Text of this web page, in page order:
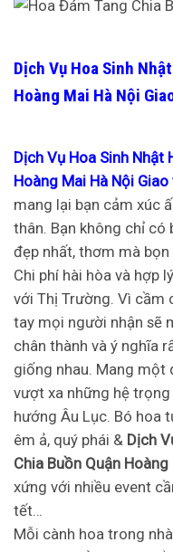
Dịch Vụ Hoa Sinh
Hoàng Mai Hà Nội
Dịch Vụ Hoa Sinh Nhật
Hoàng Mai Hà Nội
mang lại bạn cảm xúc
thân. Bạn không chỉ có
đẹp nhất, thơm mà
Chi phí hài hòa và hợp
với Thị Trường. Vì cầm
tay mọi người nhận sẽ
chân thành và ý nghĩa
giống nhau. Mang một
vượt xa những hệ
hướng Âu Lục. Bó hoa
êm ả, quý phái & Dịch
Chia Buồn Quận
xứng với nhiều event
tết…
Mỗi cành hoa trong